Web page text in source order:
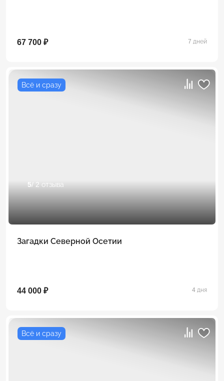
67 700 ₽ 7 дней
Всё и сразу
5/ 2 отзыва
Загадки Северной Осетии
44 000 ₽ 4 дня
Всё и сразу